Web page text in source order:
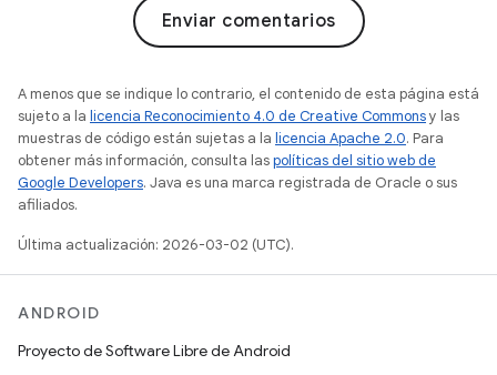
Enviar comentarios
A menos que se indique lo contrario, el contenido de esta página está
sujeto a la licencia Reconocimiento 4.0 de Creative Commonsy las
muestras de código están sujetas a la licencia Apache 2.0. Para
obtener más información, consulta laspolíticas del sitio web de
Google Developers. Java es una marca registrada de Oracle o sus
afiliados.
Última actualización: 2026-03-02 (UTC).
ANDROID
Proyecto de Software Libre de Android